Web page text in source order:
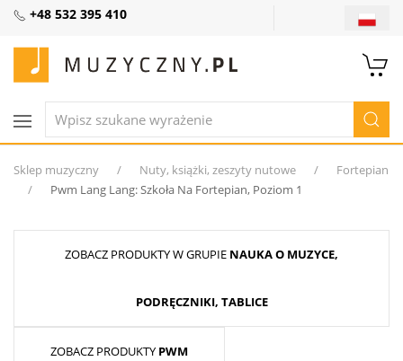
+48 532 395 410
Sklep muzyczny Nuty, książki, zeszyty nutowe
Fortepian
Pwm Lang Lang: Szkoła Na Fortepian, Poziom 1
ZOBACZ PRODUKTY W GRUPIE NAUKA O MUZYCE,
PODRĘCZNIKI, TABLICE
ZOBACZ PRODUKTY PWM